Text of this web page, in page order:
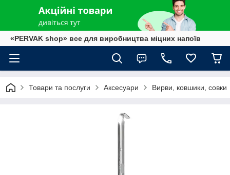
«PERVAK shop» все для виробництва міцних напоїв
Товари та послуги Аксесуари Вирви, ковшики, совки